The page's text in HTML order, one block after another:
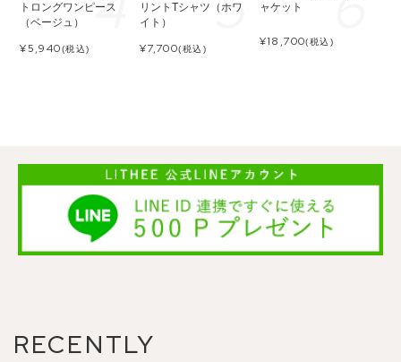
トロングワンピース
（ベージュ）
¥5,940(税込)
リントTシャツ（ホワ
イト）
¥7,700(税込)
ャケット
¥18,700(税込)
RECENTLY